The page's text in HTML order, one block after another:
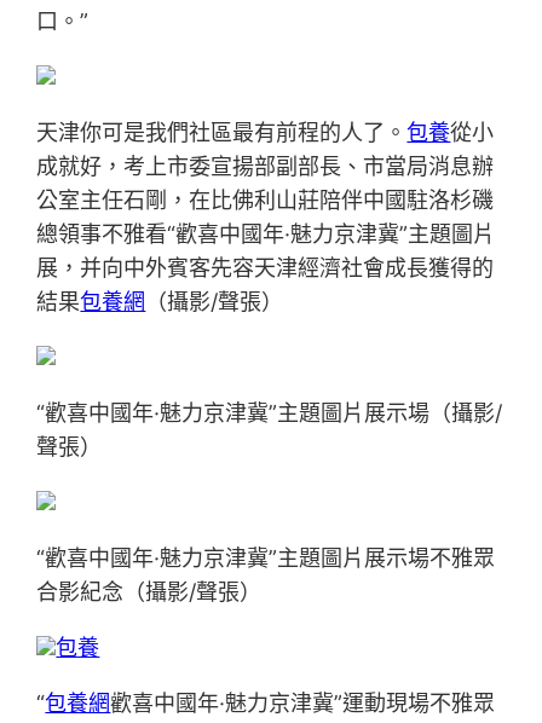
口。”
天津你可是我們社區最有前程的人了。包養從小
成就好，考上市委宣揚部副部長、市當局消息辦
公室主任石剛，在比佛利山莊陪伴中國駐洛杉磯
總領事不雅看“歡喜中國年·魅力京津冀”主題圖片
展，并向中外賓客先容天津經濟社會成長獲得的
結果包養網 （攝影/聲張）
“歡喜中國年·魅力京津冀”主題圖片展示場（攝影/
聲張）
“歡喜中國年·魅力京津冀”主題圖片展示場不雅眾
合影紀念（攝影/聲張）
包養
“包養網歡喜中國年·魅力京津冀”運動現場不雅眾